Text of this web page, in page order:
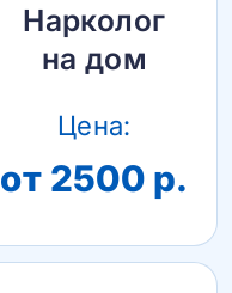
Нарколог
на дом
Цена:
от 2500 р.